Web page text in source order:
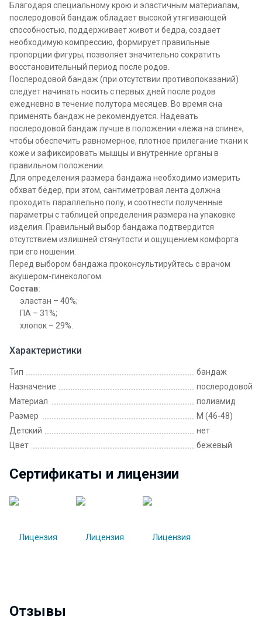
Благодаря специальному крою и эластичным материалам,
послеродовой бандаж обладает высокой утягивающей
способностью, поддерживает живот и бедра, создает
необходимую компрессию, формирует правильные
пропорции фигуры, позволяет значительно сократить
восстановительный период после родов.
Послеродовой бандаж (при отсутствии противопоказаний)
следует начинать носить с первых дней после родов
ежедневно в течение полутора месяцев. Во время сна
применять бандаж не рекомендуется. Надевать
послеродовой бандаж лучше в положении «лежа на спине»,
чтобы обеспечить равномерное, плотное прилегание ткани к
коже и зафиксировать мышцы и внутренние органы в
правильном положении.
Для определения размера бандажа необходимо измерить
обхват бёдер, при этом, сантиметровая лента должна
проходить параллельно полу, и соотнести полученные
параметры с таблицей определения размера на упаковке
изделия. Правильный выбор бандажа подтвердится
отсутствием излишней стянутости и ощущением комфорта
при его ношении.
Перед выбором бандажа проконсультируйтесь с врачом
акушером-гинекологом.
Состав:
эластан – 40%;
ПА – 31%;
хлопок – 29%.
Характеристики
Тип
бандаж
Назначение
послеродовой
Материал
полиамид
Размер
M (46-48)
Детский
нет
Цвет
бежевый
Сертификаты и лицензии
Отзывы